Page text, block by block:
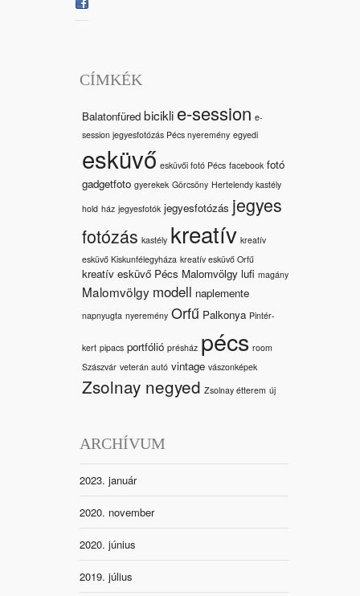
CÍMKÉK
Balatonfüred bicikli e-session e-
session jegyesfotózás Pécs nyeremény egyedi
esküvő esküvői fotó Pécs facebook fotó
gadgetfoto gyerekek Görcsöny Hertelendy kastély
hold ház jegyesfotók jegyesfotózás jegyes
fotózás kastély kreatív kreatív
esküvő Kiskunfélegyháza kreatív esküvő Orfű
kreatív esküvő Pécs Malomvölgy lufi magány
Malomvölgy modell naplemente
napnyugta nyeremény Orfű Palkonya Pintér-
kert pipacs portfólió présház pécs room
Szászvár veterán autó vintage vászonképek
Zsolnay negyed Zsolnay étterem új
ARCHÍVUM
2023. január
2020. november
2020. június
2019. július